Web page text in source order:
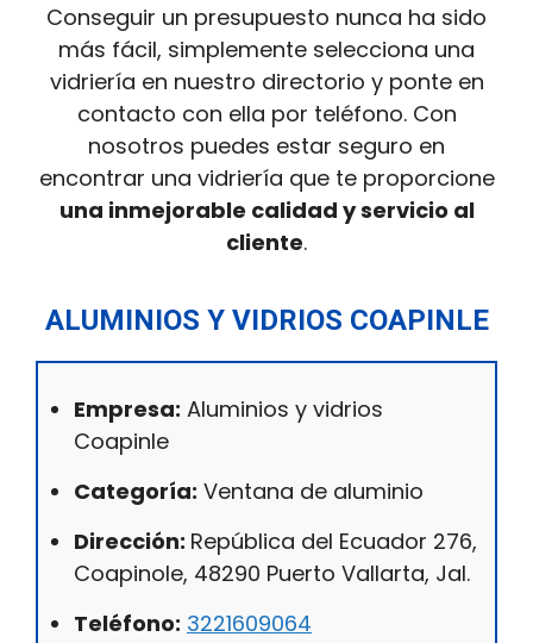
Conseguir un presupuesto nunca ha sido
más fácil, simplemente selecciona una
vidriería en nuestro directorio y ponte en
contacto con ella por teléfono. Con
nosotros puedes estar seguro en
encontrar una vidriería que te proporcione
una inmejorable calidad y servicio al
cliente.
ALUMINIOS Y VIDRIOS COAPINLE
Empresa: Aluminios y vidrios
Coapinle
Categoría: Ventana de aluminio
Dirección: República del Ecuador 276,
Coapinole, 48290 Puerto Vallarta, Jal.
Teléfono: 3221609064